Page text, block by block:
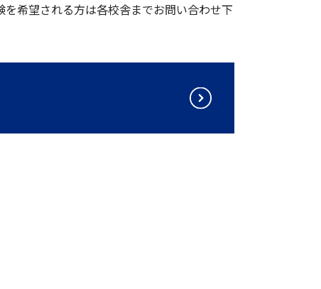
希望される方は各校舎までお問い合わせ下